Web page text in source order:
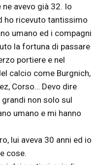
ne avevo già 32. Io
ho ricevuto tantissimo
umano ed i compagni
la fortuna di passare
portiere e nel
calcio come Burgnich,
Corso… Devo dire
non solo sul
umano e mi hanno
lui aveva 30 anni ed io
cose.